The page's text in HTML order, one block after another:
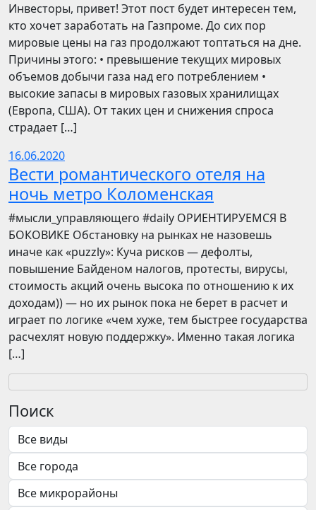
Инвесторы, привет! Этот пост будет интересен тем,
кто хочет заработать на Газпроме. До сих пор
мировые цены на газ продолжают топтаться на дне.
Причины этого: • превышение текущих мировых
объемов добычи газа над его потреблением •
высокие запасы в мировых газовых хранилищах
(Европа, США). От таких цен и снижения спроса
страдает […]
16.06.2020
Вести романтического отеля на
ночь метро Коломенская
​​#мысли_управляющего #daily ОРИЕНТИРУЕМСЯ В
БОКОВИКЕ Обстановку на рынках не назовешь
иначе как «puzzly»: Куча рисков — дефолты,
повышение Байденом налогов, протесты, вирусы,
стоимость акций очень высока по отношению к их
доходам)) — но их рынок пока не берет в расчет и
играет по логике «чем хуже, тем быстрее государства
расчехлят новую поддержку». Именно такая логика
[…]
Поиск